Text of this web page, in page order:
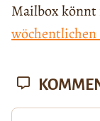
Mailbox könnt